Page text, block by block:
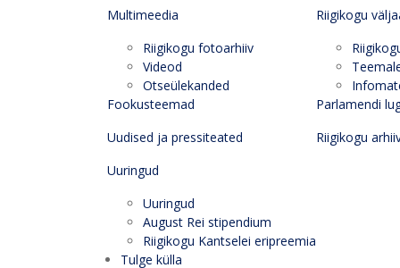
Multimeedia
Riigikogu fotoarhiiv
Videod
Otseülekanded
Fookusteemad
Uudised ja pressiteated
Uuringud
Uuringud
August Rei stipendium
Riigikogu Kantselei eripreemia
Riigikogu
Parlamendi
Riigikogu
Tulge külla